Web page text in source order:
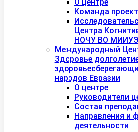
О центре
Команда
Центра
НОЧУ ВО
Международный
Здоровье
народов Евразии
О центре
Руководители
Состав
Направления и
деятельности